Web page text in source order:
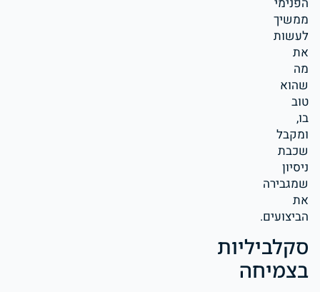
ממשיך
לעשות
את
מה
שהוא
טוב
בו,
ומקבל
שכבת
ניסיון
שמגבירה
את
הביצועים.
סקלביליות
בצמיחה